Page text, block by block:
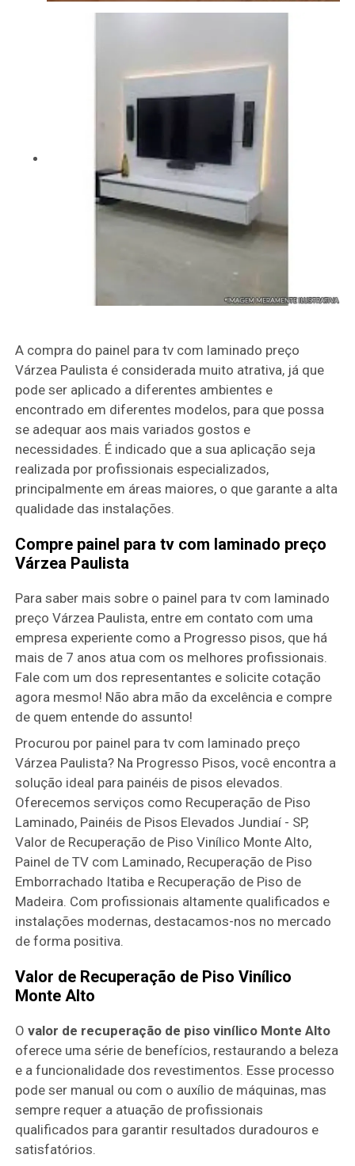
A compra do painel para tv com laminado preço
Várzea Paulista é considerada muito atrativa, já que
pode ser aplicado a diferentes ambientes e
encontrado em diferentes modelos, para que possa
se adequar aos mais variados gostos e
necessidades. É indicado que a sua aplicação seja
realizada por profissionais especializados,
principalmente em áreas maiores, o que garante a alta
qualidade das instalações.
Compre painel para tv com laminado preço
Várzea Paulista
Para saber mais sobre o painel para tv com laminado
preço Várzea Paulista, entre em contato com uma
empresa experiente como a Progresso pisos, que há
mais de 7 anos atua com os melhores profissionais.
Fale com um dos representantes e solicite cotação
agora mesmo! Não abra mão da excelência e compre
de quem entende do assunto!
Procurou por painel para tv com laminado preço
Várzea Paulista? Na Progresso Pisos, você encontra a
solução ideal para painéis de pisos elevados.
Oferecemos serviços como Recuperação de Piso
Laminado, Painéis de Pisos Elevados Jundiaí - SP,
Valor de Recuperação de Piso Vinílico Monte Alto,
Painel de TV com Laminado, Recuperação de Piso
Emborrachado Itatiba e Recuperação de Piso de
Madeira. Com profissionais altamente qualificados e
instalações modernas, destacamos-nos no mercado
de forma positiva.
Valor de Recuperação de Piso Vinílico
Monte Alto
Ovalor de recuperação de piso vinílico Monte Alto
oferece uma série de benefícios, restaurando a beleza
e a funcionalidade dos revestimentos. Esse processo
pode ser manual ou com o auxílio de máquinas, mas
sempre requer a atuação de profissionais
qualificados para garantir resultados duradouros e
satisfatórios.